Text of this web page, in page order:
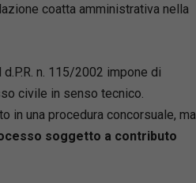
coatta amministrativa nella
n. 115/2002 impone di
civile in senso tecnico.
in una procedura concorsuale, ma
soggetto a contributo